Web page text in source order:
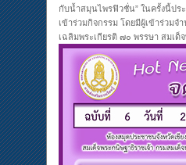
กับน้ำสมุนไพรฟิวชั่น” ในครั้งนี้ปร
เข้าร่วมกิจกรรม โดยมีผู้เข้าร่วม
เฉลิมพระเกียรติ ๗๐ พรรษา สมเด็